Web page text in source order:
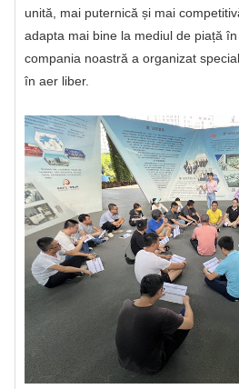
unită, mai puternică și mai
adapta mai bine la mediul de piață
compania noastră a organizat
în aer liber.